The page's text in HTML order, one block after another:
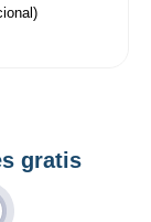
gratis